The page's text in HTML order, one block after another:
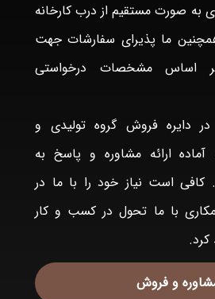
به صورت مستقیم از درب کارخانه
ما پذیرای سفارشات جهت
اساس مشخصات درخواستی
دایره فروش گروه تولیدی و
آماده ارائه مشاوره و پاسخ به
است نیاز خود را با ما در
با ما تحول در کسب و کار
کرد.
و فروش